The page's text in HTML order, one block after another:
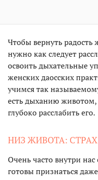
Чтобы вернуть радость
нужно как следует
освоить дыхательные
женских даосских
учимся так
есть дыханию
глубоко расслабить его.
НИЗ ЖИВОТА: СТРАХ
Очень часто внутри
готовы признаться